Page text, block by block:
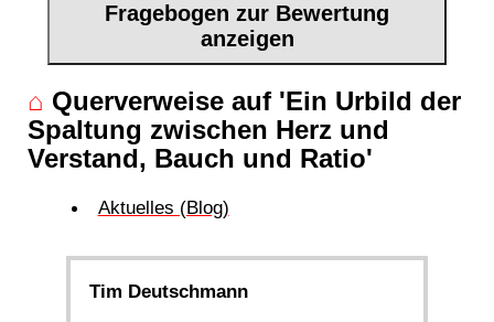
Fragebogen zur Bewertung
anzeigen
⌂ Querverweise auf 'Ein Urbild der
Spaltung zwischen Herz und
Verstand, Bauch und Ratio'
Aktuelles (Blog)
Tim Deutschmann